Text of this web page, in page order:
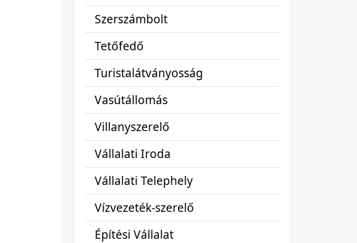
Szerszámbolt
Tetőfedő
Turistalátványosság
Vasútállomás
Villanyszerelő
Vállalati Iroda
Vállalati Telephely
Vízvezeték-szerelő
Építési Vállalat